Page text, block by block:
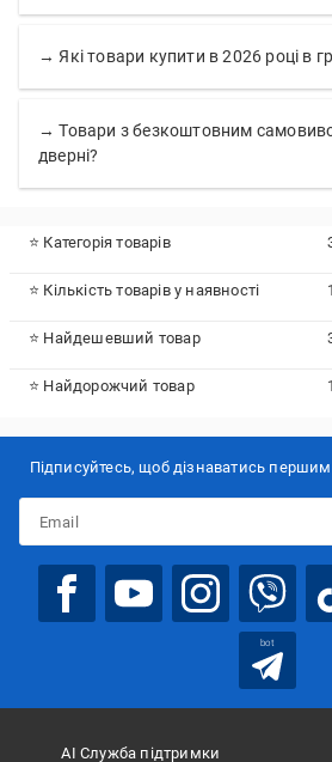
→ Які товари купити в 2026 році в
→ Товари з безкоштовним
дверні?
⭐ Категорія товарів
⭐ Кількість товарів у наявності
⭐ Найдешевший товар
⭐ Найдорожчий товар
Підписуйтесь, щоб дізнаватись першим
bot
АІ Служба підтримки